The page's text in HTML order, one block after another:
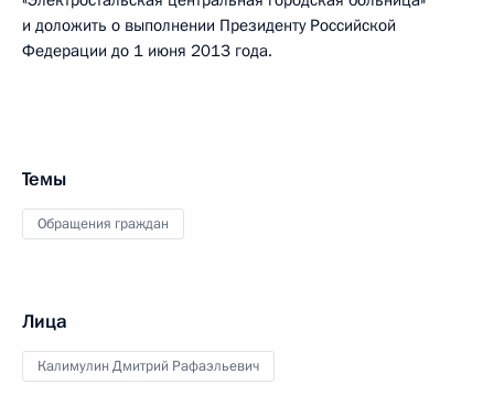
и доложить о выполнении Президенту Российской
Федерации до 1 июня 2013 года.
Темы
Обращения граждан
Лица
Калимулин Дмитрий Рафаэльевич